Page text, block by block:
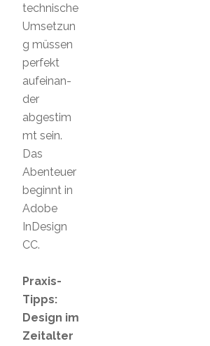
technische
Umsetzun
g müssen
perfekt
aufeinan-
der
abgestim
mt sein.
Das
Abenteuer
beginnt in
Adobe
InDesign
CC.
Praxis-
Tipps:
Design im
Zeitalter